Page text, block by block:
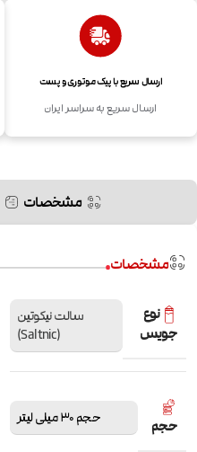
ارسال سریع با پیک موتوری و پست
ارسال سریع به سراسر ایران
مشخصات
مشخصات
نوع
جویس
سالت نیکوتین
(Saltnic)
حجم حجم 30 میلی لیتر